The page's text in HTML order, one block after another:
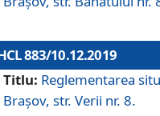
883/10.12.2019
Titlu: Reglementarea
Brașov, str. Verii nr. 8.